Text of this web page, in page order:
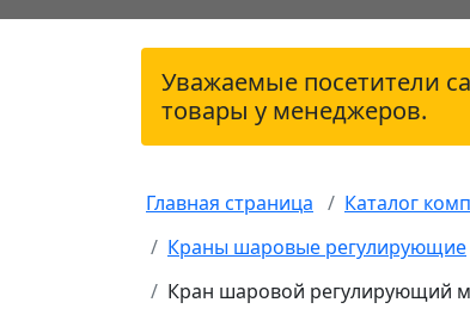
Уважаемые посетители
товары у менеджеров.
Главная страница Каталог
Краны шаровые регулирующие
Кран шаровой регулирующий